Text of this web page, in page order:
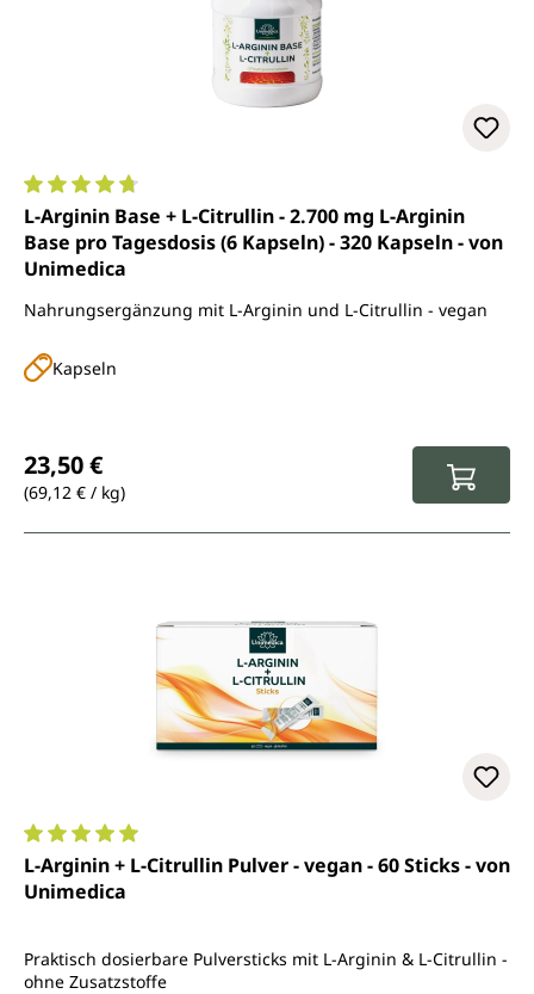
Durchschnittliche Bewertung von 4.8 von 5 Sternen
L-Arginin Base + L-Citrullin - 2.700 mg L-Arginin
Base pro Tagesdosis (6 Kapseln) - 320 Kapseln - von
Unimedica
Nahrungsergänzung mit L-Arginin und L-Citrullin - vegan
Kapseln
23,50 €
(69,12 € / kg)
Durchschnittliche Bewertung von 5 von 5 Sternen
L-Arginin + L-Citrullin Pulver - vegan - 60 Sticks - von
Unimedica
Praktisch dosierbare Pulversticks mit L-Arginin & L-Citrullin -
ohne Zusatzstoffe